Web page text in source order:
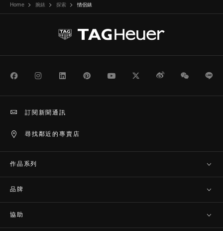
Home 腕錶 探索 情侶錶
FacebookInstagramLinkedInPinterestYoutubeTwitterWeiboWeChat
尋找鄰近的專賣店
訂閱新聞通訊
作品系列
品牌
協助